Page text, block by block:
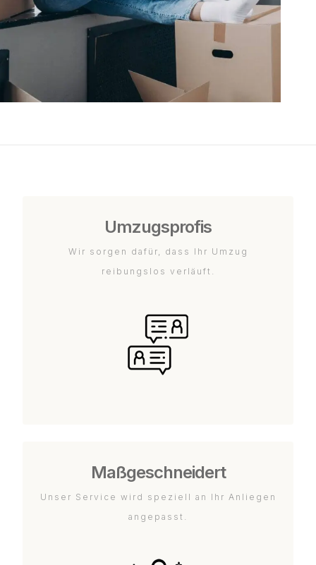
Umzugsprofis
Wir sorgen dafür, dass Ihr Umzug
reibungslos verläuft.
Maßgeschneidert
Unser Service wird speziell an Ihr Anliegen
angepasst.